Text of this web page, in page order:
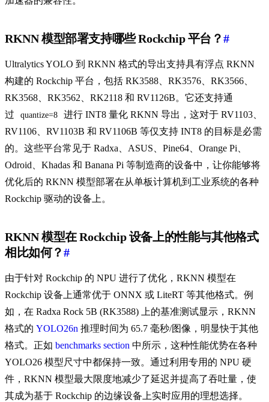
RKNN 模型部署支持哪些 Rockchip 平台？#
Ultralytics YOLO 到 RKNN 格式的导出支持具有浮点 RKNN
构建的 Rockchip 平台，包括 RK3588、RK3576、RK3566、
RK3568、RK3562、RK2118 和 RV1126B。它还支持通
过
quantize=8
进行 INT8 量化 RKNN 导出，这对于 RV1103、
RV1106、RV1103B 和 RV1106B 等仅支持 INT8 的目标是必需
的。这些平台常见于 Radxa、ASUS、Pine64、Orange Pi、
Odroid、Khadas 和 Banana Pi 等制造商的设备中，让你能够将
优化后的 RKNN 模型部署在从单板计算机到工业系统的各种
Rockchip 驱动的设备上。
RKNN 模型在 Rockchip 设备上的性能与其他格式
相比如何？#
由于针对 Rockchip 的 NPU 进行了优化，RKNN 模型在
Rockchip 设备上通常优于 ONNX 或 LiteRT 等其他格式。例
如，在 Radxa Rock 5B (RK3588) 上的基准测试显示，RKNN
格式的 YOLO26n 推理时间为 65.7 毫秒/图像，明显快于其他
格式。正如 benchmarks section 中所示，这种性能优势在各种
YOLO26 模型尺寸中都保持一致。通过利用专用的 NPU 硬
件，RKNN 模型最大限度地减少了延迟并提高了吞吐量，使
其成为基于 Rockchip 的边缘设备上实时应用的理想选择。